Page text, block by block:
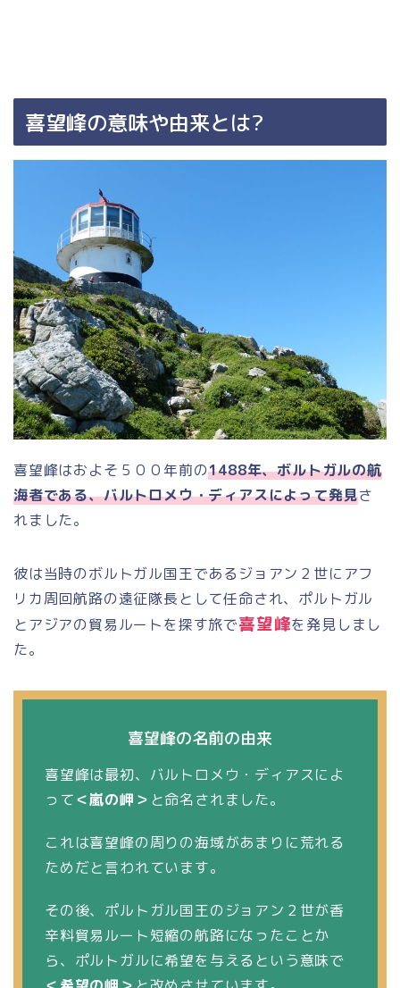
喜望峰の意味や由来とは?
喜望峰はおよそ５００年前の1488年、ボルトガルの航
海者である、バルトロメウ・ディアスによって発見さ
れました。
彼は当時のボルトガル国王であるジョアン２世にアフ
リカ周回航路の遠征隊長として任命され、ポルトガル
とアジアの貿易ルートを探す旅で喜望峰を発見しまし
た。
喜望峰の名前の由来
喜望峰は最初、バルトロメウ・ディアスによ
って＜嵐の岬＞ と命名されました。
これは喜望峰の周りの海域があまりに荒れる
ためだと言われています。
その後、ポルトガル国王のジョアン２世が香
辛料貿易ルート短縮の航路になったことか
ら、ポルトガルに希望を与えるという意味で